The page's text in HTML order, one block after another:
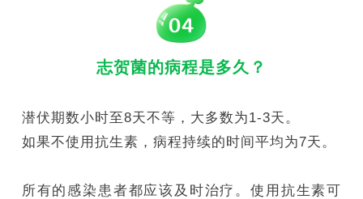
志贺菌的病程是多久？
潜伏期数小时至8天不等，大多数为1-3天。
如果不使用抗生素，病程持续的时间平均为7天。
所有的感染患者都应该及时治疗。使用抗生素可